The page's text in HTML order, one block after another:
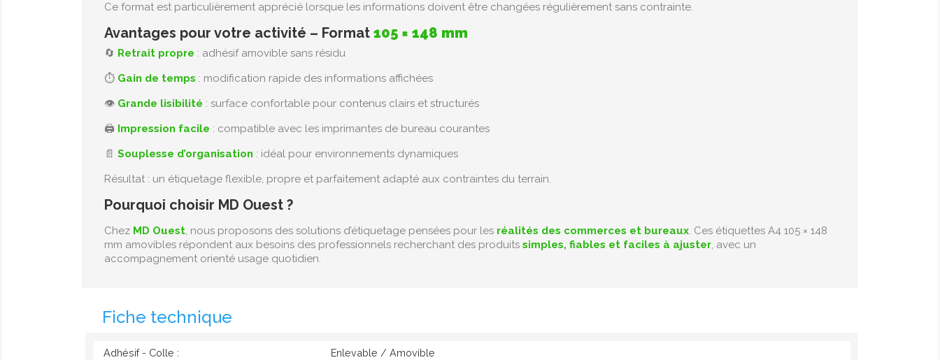
Ce format est particulièrement apprécié lorsque les informations doivent être changées régulièrement sans contrainte.
Avantages pour votre activité – Format 105 × 148 mm
🔄 Retrait propre : adhésif amovible sans résidu
⏱️ Gain de temps : modification rapide des informations affichées
👁️ Grande lisibilité : surface confortable pour contenus clairs et structurés
🖨️ Impression facile : compatible avec les imprimantes de bureau courantes
📄 Souplesse d’organisation : idéal pour environnements dynamiques
Résultat : un étiquetage flexible, propre et parfaitement adapté aux contraintes du terrain.
Pourquoi choisir MD Ouest ?
Chez MD Ouest, nous proposons des solutions d’étiquetage pensées pour les réalités des commerces et bureaux. Ces étiquettes A4 105 × 148
mm amovibles répondent aux besoins des professionnels recherchant des produits simples, fiables et faciles à ajuster, avec un
accompagnement orienté usage quotidien.
Fiche technique
Adhésif - Colle : Enlevable / Amovible